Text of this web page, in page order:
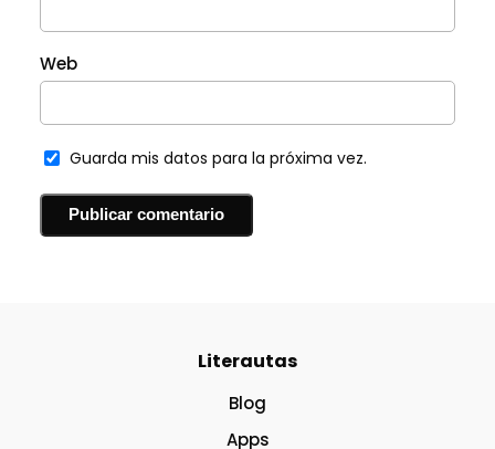
Web
Guarda mis datos para la próxima vez.
Literautas
Blog
Apps